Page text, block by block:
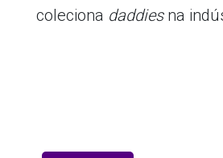
coleciona daddiesna